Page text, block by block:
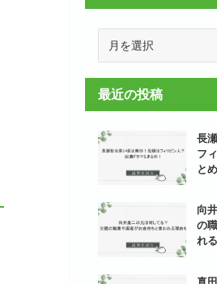
イ
最近の投稿
長
フ
と
向
の
れ